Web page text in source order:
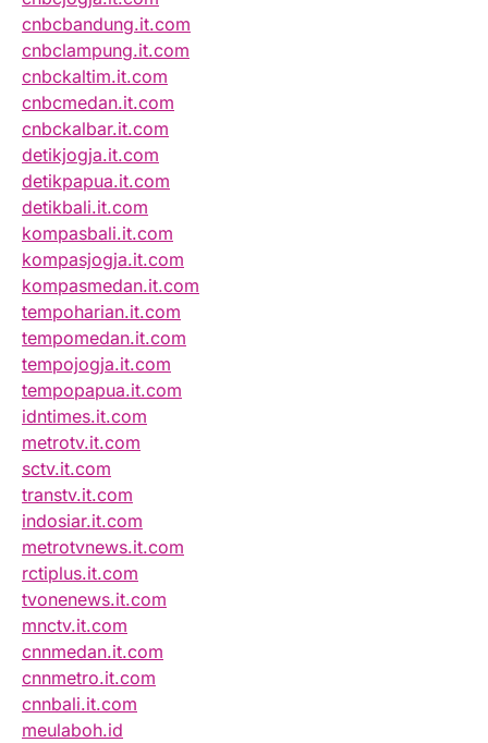
cnbcbandung.it.com
cnbclampung.it.com
cnbckaltim.it.com
cnbcmedan.it.com
cnbckalbar.it.com
detikjogja.it.com
detikpapua.it.com
detikbali.it.com
kompasbali.it.com
kompasjogja.it.com
kompasmedan.it.com
tempoharian.it.com
tempomedan.it.com
tempojogja.it.com
tempopapua.it.com
idntimes.it.com
metrotv.it.com
sctv.it.com
transtv.it.com
indosiar.it.com
metrotvnews.it.com
rctiplus.it.com
tvonenews.it.com
mnctv.it.com
cnnmedan.it.com
cnnmetro.it.com
cnnbali.it.com
meulaboh.id